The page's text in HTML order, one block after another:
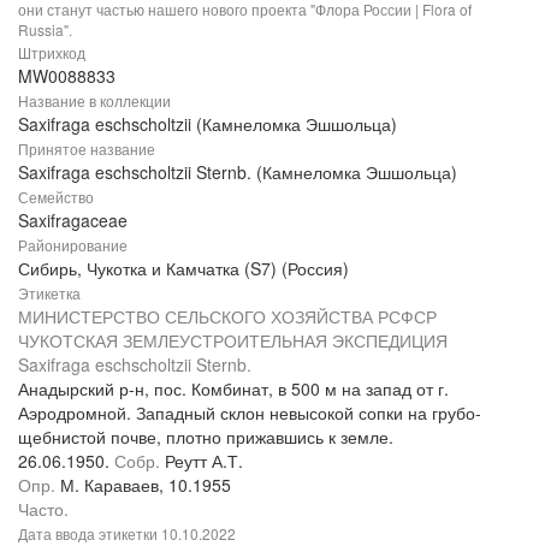
они станут частью нашего нового проекта "Флора России | Flora of
Russia".
Штрихкод
MW0088833
Название в коллекции
Saxifraga eschscholtzii (Камнеломка Эшшольца)
Принятое название
Saxifraga eschscholtzii Sternb. (Камнеломка Эшшольца)
Семейство
Saxifragaceae
Районирование
Сибирь, Чукотка и Камчатка (S7) (Россия)
Этикетка
МИНИСТЕРСТВО СЕЛЬСКОГО ХОЗЯЙСТВА РСФСР
ЧУКОТСКАЯ ЗЕМЛЕУСТРОИТЕЛЬНАЯ ЭКСПЕДИЦИЯ
Saxifraga eschscholtzii Sternb.
Анадырский р-н, пос. Комбинат, в 500 м на запад от г.
Аэродромной. Западный склон невысокой сопки на грубо-
щебнистой почве, плотно прижавшись к земле.
26.06.1950. Собр. Реутт А.Т.
Опр. М. Караваев, 10.1955
Часто.
Дата ввода этикетки 10.10.2022